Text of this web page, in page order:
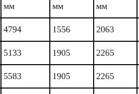
мм
мм
мм
4794 1556 2063
5133 1905 2265
5583 1905 2265